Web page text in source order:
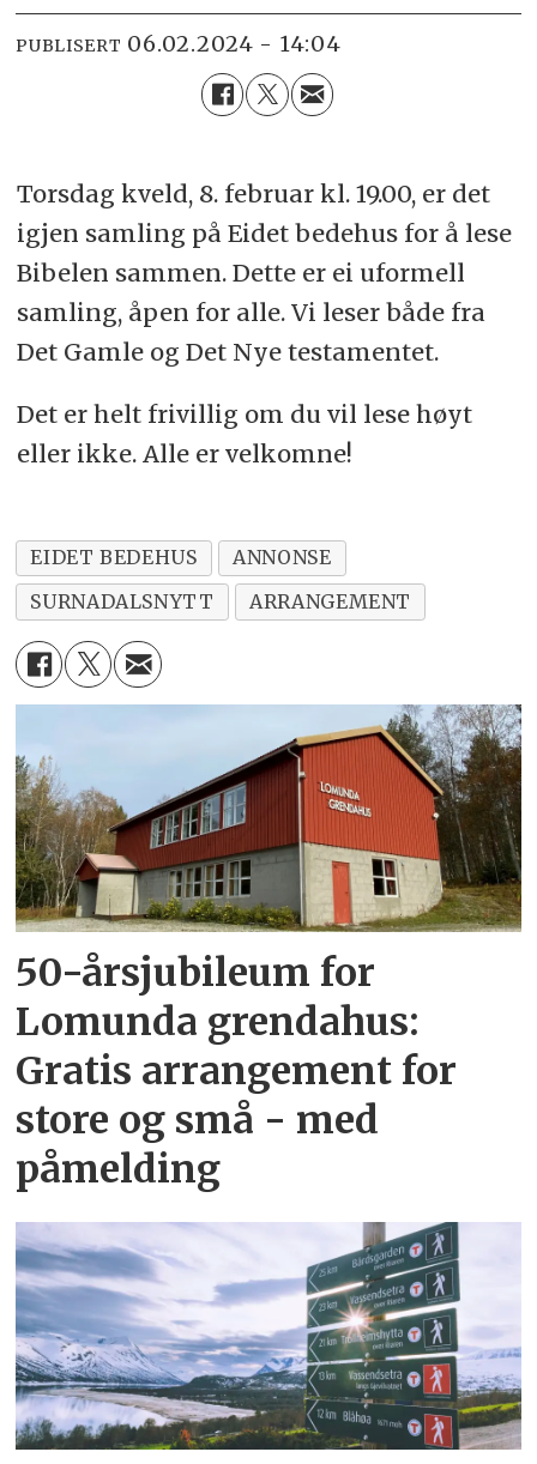
PUBLISERT 06.02.2024 - 14:04
Torsdag kveld, 8. februar kl. 19.00, er det
igjen samling på Eidet bedehus for å lese
Bibelen sammen. Dette er ei uformell
samling, åpen for alle. Vi leser både fra
Det Gamle og Det Nye testamentet.
Det er helt frivillig om du vil lese høyt
eller ikke. Alle er velkomne!
EIDET BEDEHUS
ANNONSE
SURNADALSNYTT
ARRANGEMENT
50-årsjubileum for
Lomunda grendahus:
Gratis arrangement for
store og små - med
påmelding